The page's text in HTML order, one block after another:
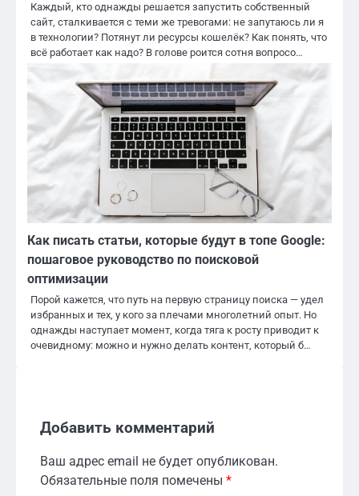
Каждый, кто однажды решается запустить собственный
сайт, сталкивается с теми же тревогами: не запутаюсь ли я
в технологии? Потянут ли ресурсы кошелёк? Как понять, что
всё работает как надо? В голове роится сотня вопросо…
Как писать статьи, которые будут в топе Google:
пошаговое руководство по поисковой
оптимизации
Порой кажется, что путь на первую страницу поиска — удел
избранных и тех, у кого за плечами многолетний опыт. Но
однажды наступает момент, когда тяга к росту приводит к
очевидному: можно и нужно делать контент, который б…
Добавить комментарий
Ваш адрес email не будет опубликован.
Обязательные поля помечены *